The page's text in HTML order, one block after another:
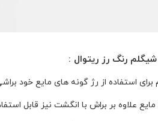
رنگ رز ریتوال :
استفاده از رژ گونه های مایع خود
علاوه بر براش با انگشت نیز قابل